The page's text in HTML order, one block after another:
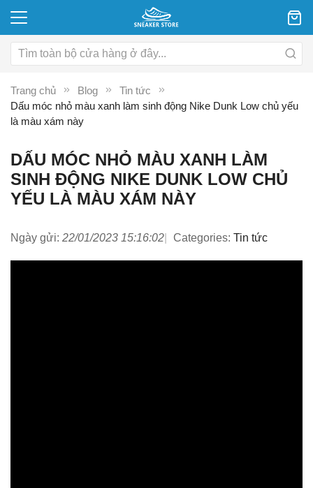
Trang chủ Blog
Tin tức
Dấu móc nhỏ màu xanh làm sinh động Nike Dunk Low chủ yếu
là màu xám này
DẤU MÓC NHỎ MÀU XANH LÀM
SINH ĐỘNG NIKE DUNK LOW CHỦ
YẾU LÀ MÀU XÁM NÀY
Ngày gửi: 22/01/2023 15:16:02 Categories: Tin tức